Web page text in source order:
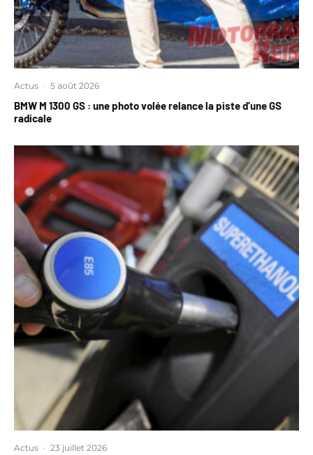
Actus · 5 août 2026
BMW M 1300 GS : une photo volée relance la piste d’une GS
radicale
Actus · 23 juillet 2026